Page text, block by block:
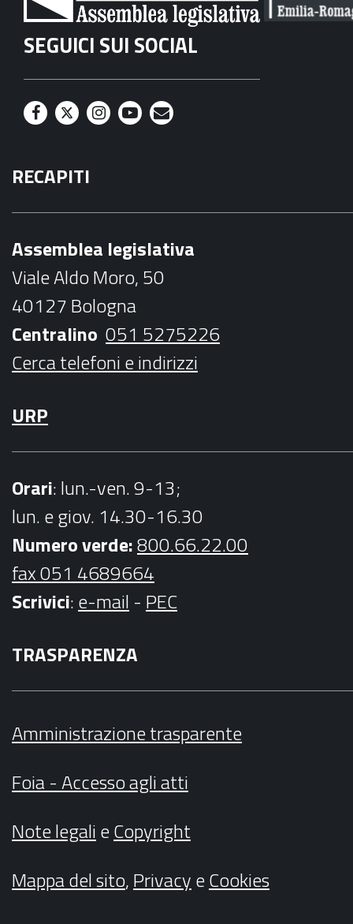
SEGUICI SUI SOCIAL
F
c
e
k
T
i
t
I
t
a
m
Y
t
b
e
M
l
RECAPITI
Assemblea legislativa
Viale Aldo Moro, 50
40127 Bologna
Centralino 051 5275226
Cerca telefoni e indirizzi
URP
Orari: lun.-ven. 9-13;
lun. e giov. 14.30-16.30
Numero verde:800.66.22.00
fax 051 4689664
Scrivici:e-mail - PEC
TRASPARENZA
Amministrazione trasparente
Foia - Accesso agli atti
Note legalieCopyright
Mappa del sito,PrivacyeCookies